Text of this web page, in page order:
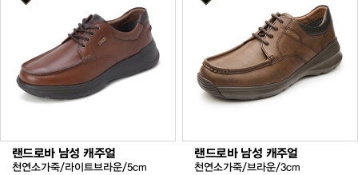
랜드로바 남성 캐주얼
천연소가죽/라이트브라운/5cm
랜드로바 남성 캐주얼
천연소가죽/브라운/3cm